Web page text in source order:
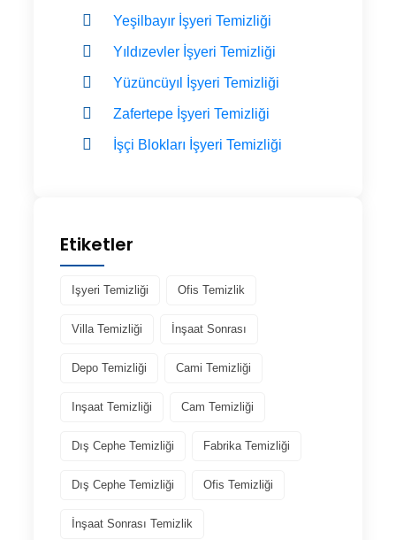
Yeşilbayır İşyeri Temizliği
Yıldızevler İşyeri Temizliği
Yüzüncüyıl İşyeri Temizliği
Zafertepe İşyeri Temizliği
İşçi Blokları İşyeri Temizliği
Etiketler
Işyeri Temizliği Ofis Temizlik
Villa Temizliği İnşaat Sonrası
Depo Temizliği Cami Temizliği
Inşaat Temizliği Cam Temizliği
Dış Cephe Temizliği Fabrika Temizliği
Dış Cephe Temizliği Ofis Temizliği
İnşaat Sonrası Temizlik